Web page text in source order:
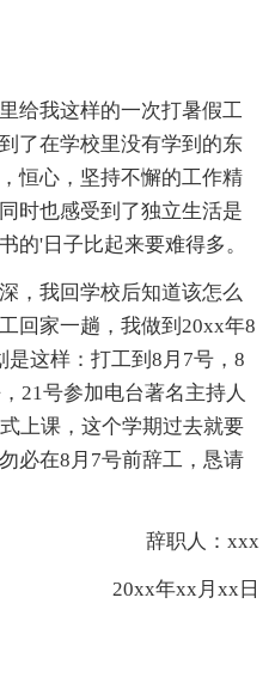
我这样的一次打暑假工
了在学校里没有学到的东
恒心，坚持不懈的工作精
时也感受到了独立生活是
的'日子比起来要难得多。
我回学校后知道该怎么
回家一趟，我做到20xx年8
是这样：打工到8月7号，8
21号参加电台著名主持人
上课，这个学期过去就要
必在8月7号前辞工，恳请
辞职人：xxx
20xx年xx月xx日